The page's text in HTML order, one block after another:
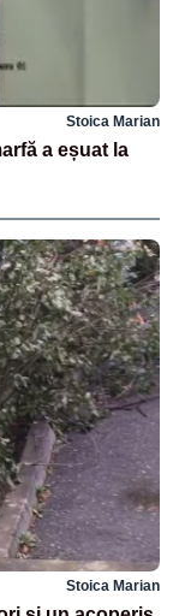
Stoica Marian
a eșuat la
Stoica Marian